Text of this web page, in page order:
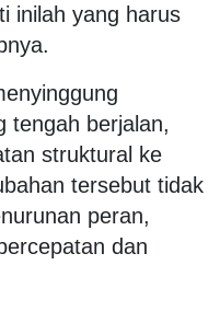
inilah yang harus
tengah berjalan,
struktural ke
tersebut tidak
peran,
dan